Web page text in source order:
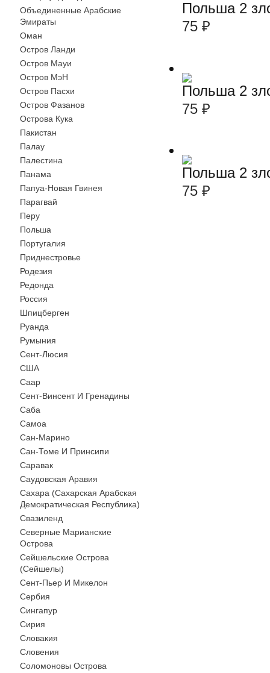
Объединенные Арабские
Эмираты
Оман
Остров Ланди
Остров Мауи
Остров МэН
Остров Пасхи
Остров Фазанов
Острова Кука
Пакистан
Палау
Палестина
Панама
Папуа-Новая Гвинея
Парагвай
Перу
Польша
Португалия
Приднестровье
Родезия
Редонда
Россия
Шпицберген
Руанда
Румыния
Сент-Люсия
США
Саар
Сент-Винсент И Гренадины
Саба
Самоа
Сан-Марино
Сан-Томе И Принсипи
Саравак
Саудовская Аравия
Сахара (Сахарская Арабская
Демократическая Республика)
Свазиленд
Северные Марианские
Острова
Сейшельские Острова
(Сейшелы)
Сент-Пьер И Микелон
Сербия
Сингапур
Сирия
Словакия
Словения
Соломоновы Острова
Польша 2
75 ₽
Польша 2
75 ₽
Польша 2
75 ₽